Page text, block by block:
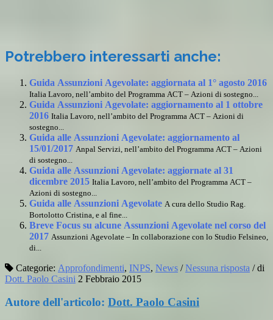
Potrebbero interessarti anche:
Guida Assunzioni Agevolate: aggiornata al 1° agosto 2016
Italia Lavoro, nell’ambito del Programma ACT – Azioni di sostegno...
Guida Assunzioni Agevolate: aggiornamento al 1 ottobre
2016 Italia Lavoro, nell’ambito del Programma ACT – Azioni di
sostegno...
Guida alle Assunzioni Agevolate: aggiornamento al
15/01/2017 Anpal Servizi, nell’ambito del Programma ACT – Azioni
di sostegno...
Guida alle Assunzioni Agevolate: aggiornate al 31
dicembre 2015 Italia Lavoro, nell’ambito del Programma ACT –
Azioni di sostegno...
Guida alle Assunzioni Agevolate A cura dello Studio Rag.
Bortolotto Cristina, e al fine...
Breve Focus su alcune Assunzioni Agevolate nel corso del
2017 Assunzioni Agevolate – In collaborazione con lo Studio Felsineo,
di...
Categorie: Approfondimenti, INPS, News / Nessuna risposta /di
Dott. Paolo Casini 2 Febbraio 2015
Autore dell'articolo: Dott. Paolo Casini